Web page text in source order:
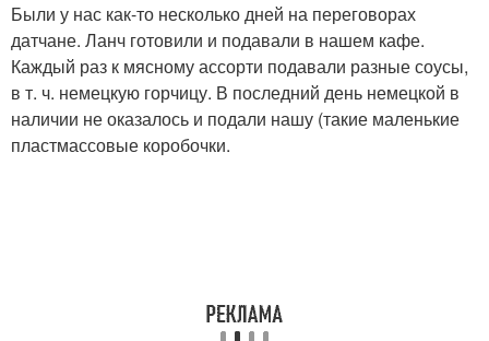
Были у нас как-то несколько дней на переговорах
датчане. Ланч готовили и подавали в нашем кафе.
Каждый раз к мясному ассорти подавали разные соусы,
в т. ч. немецкую горчицу. В последний день немецкой в
наличии не оказалось и подали нашу (такие маленькие
пластмассовые коробочки.